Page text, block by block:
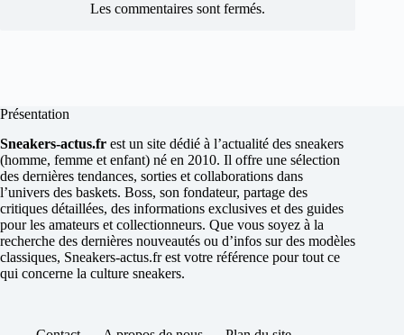
Les commentaires sont fermés.
Présentation
Sneakers-actus.fr est un site dédié à l’actualité des sneakers
(homme, femme et enfant) né en 2010. Il offre une sélection
des dernières tendances, sorties et collaborations dans
l’univers des baskets. Boss, son fondateur, partage des
critiques détaillées, des informations exclusives et des guides
pour les amateurs et collectionneurs. Que vous soyez à la
recherche des dernières nouveautés ou d’infos sur des modèles
classiques, Sneakers-actus.fr est votre référence pour tout ce
qui concerne la culture sneakers.